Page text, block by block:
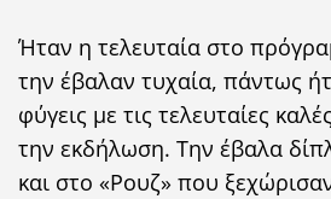
Ήταν η τελευταία στο
την έβαλαν τυχαία, πάντως
φύγεις με τις τελευταίες
την εκδήλωση. Την έβαλα
και στο «Ρουζ» που